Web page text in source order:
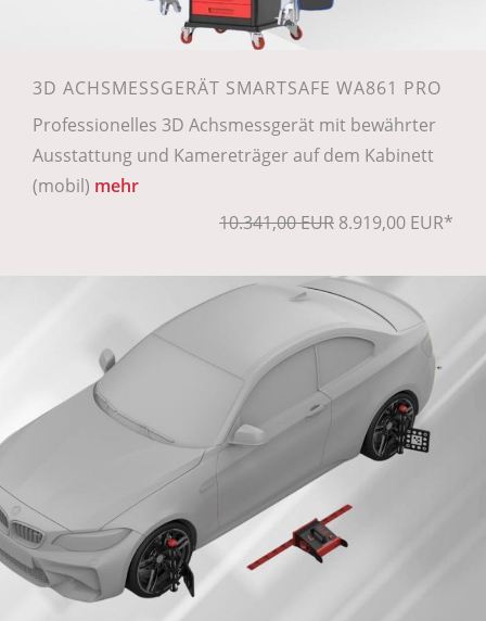
3D ACHSMESSGERÄT SMARTSAFE WA861 PRO
Professionelles 3D Achsmessgerät mit bewährter
Ausstattung und Kamereträger auf dem Kabinett
(mobil) mehr
10.341,00 EUR 8.919,00 EUR*